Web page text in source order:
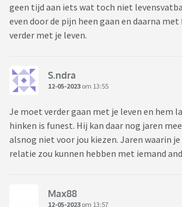
geen tijd aan iets wat toch niet
even door de pijn heen gaan en daarna
verder met je leven.
S.ndra
12-05-2023 om 13:55
Je moet verder gaan met je leven en hem
hinken is funest. Hij kan daar nog jaren
alsnog niet voor jou kiezen. Jaren waarin
relatie zou kunnen hebben met iemand
Max88
12-05-2023 om 13:57